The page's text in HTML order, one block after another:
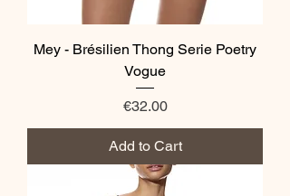
Mey - Brésilien Thong Serie Poetry
Vogue
Price
€32.00
Add to Cart